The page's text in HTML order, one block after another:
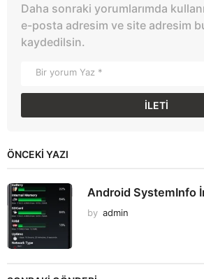
Daha sonraki yorumlarımda
e-posta adresim ve site adresim
kaydedilsin.
ÖNCEKI YAZI
Android SystemInfo
by admin